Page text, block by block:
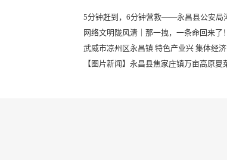
5分钟赶到，6分钟营救——永昌县公安局
网络文明陇风清｜那一拽，一条命回来了！
武威市凉州区永昌镇 特色产业兴 集体经
【图片新闻】永昌县焦家庄镇万亩高原